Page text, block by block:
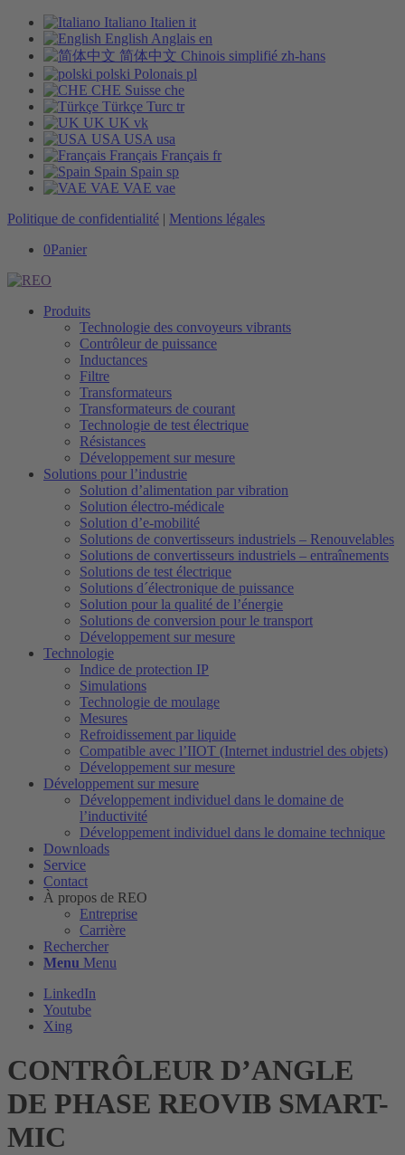
Italiano Italien it
English Anglais en
简体中文 Chinois simplifié zh-hans
polski Polonais pl
CHE Suisse che
Türkçe Turc tr
UK UK vk
USA USA usa
Français Français fr
Spain Spain sp
VAE VAE vae
Politique de confidentialité | Mentions légales
0Panier
Produits
Technologie des convoyeurs vibrants
Contrôleur de puissance
Inductances
Filtre
Transformateurs
Transformateurs de courant
Technologie de test électrique
Résistances
Développement sur mesure
Solutions pour l’industrie
Solution d’alimentation par vibration
Solution électro-médicale
Solution d’e-mobilité
Solutions de convertisseurs industriels – Renouvelables
Solutions de convertisseurs industriels – entraînements
Solutions de test électrique
Solutions d´électronique de puissance
Solution pour la qualité de l’énergie
Solutions de conversion pour le transport
Développement sur mesure
Technologie
Indice de protection IP
Simulations
Technologie de moulage
Mesures
Refroidissement par liquide
Compatible avec l’IIOT (Internet industriel des objets)
Développement sur mesure
Développement sur mesure
Développement individuel dans le domaine de
l’inductivité
Développement individuel dans le domaine technique
Downloads
Service
Contact
À propos de REO
Entreprise
Carrière
Rechercher
Menu Menu
LinkedIn
Youtube
Xing
CONTRÔLEUR D’ANGLE
DE PHASE REOVIB SMART-
MIC